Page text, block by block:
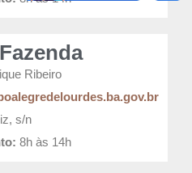
Ribeiro
s/n
8h às 14h